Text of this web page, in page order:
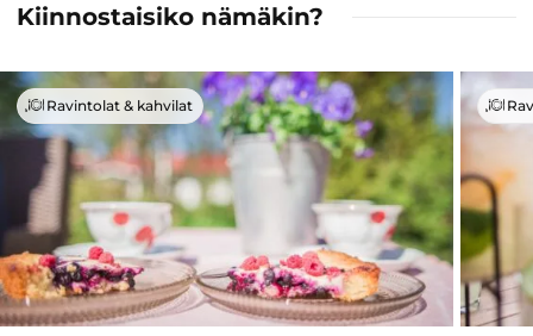
Kiinnostaisiko nämäkin?
Ravintolat & kahvilat